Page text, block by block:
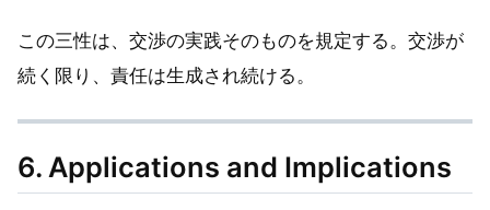
この三性は、交渉の実践そのものを規定する。交渉が
続く限り、責任は生成され続ける。
6. Applications and Implications